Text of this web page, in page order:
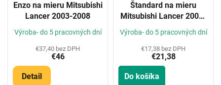
Enzo na mieru Mitsubishi
Lancer 2003-2008
Výroba- do 5 pracovných dní
€37,40 bez DPH
€46
Detail
Štandard na mieru
Mitsubishi Lancer 2003-
Výroba- do 5 pracovných dní
€17,38 bez DPH
€21,38
Do košíka